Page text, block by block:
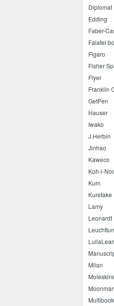
Diplomat
Edding
Faber-
Falafel
Figaro
Fisher
Flyer
Franklin
GetPen
Hauser
Iwako
J.Herbin
Jinhao
Kaweco
Koh-i-
Kum
Kuretake
Lamy
Leonardt
Milan
Multibook